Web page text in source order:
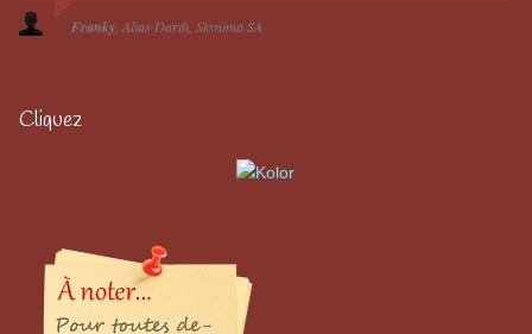
Franky Alias Darth Skynima SA
Cliquez